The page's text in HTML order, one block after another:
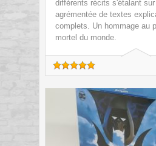
différents récits s'étalant
agrémentée de textes
complets. Un hommage au
mortel du monde.